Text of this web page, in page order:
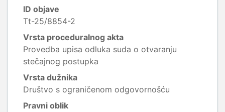
ID objave
Tt-25/8854-2
Vrsta proceduralnog akta
Provedba upisa odluka suda o otvaranju
stečajnog postupka
Vrsta dužnika
Društvo s ograničenom odgovornošću
Pravni oblik